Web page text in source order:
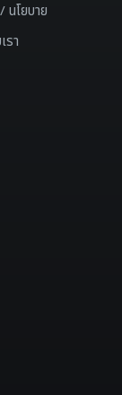
นโยบาย
รา